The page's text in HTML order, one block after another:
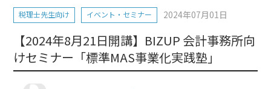
税理士先生向け イベント・セミナー 2024年07月01日
【2024年8月21日開講】BIZUP 会計事務所向
けセミナー「標準MAS事業化実践塾」